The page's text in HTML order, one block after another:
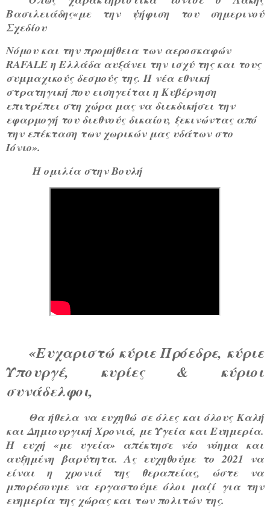
Βασιλειάδης«με την ψήφιση του σημερινού
Σχεδίου
Νόμου και την προμήθεια των αεροσκαφών
RAFALE η Ελλάδα αυξάνει την ισχύ της και τους
συμμαχικούς δεσμούς της. Η νέα εθνική
στρατηγική που εισηγείται η Κυβέρνηση
επιτρέπει στη χώρα μας να διεκδικήσει την
εφαρμογή του διεθνούς δικαίου, ξεκινώντας από
την επέκταση των χωρικών μας υδάτων στο
Ιόνιο».
Η ομιλία στην Βουλή
«Ευχαριστώ κύριε Πρόεδρε, κύριε
Υπουργέ, κυρίες & κύριοι
συνάδελφοι,
Θα ήθελα να ευχηθώ σε όλες και όλους Καλή
και Δημιουργική Χρονιά, με Υγεία και Ευημερία.
Η ευχή «με υγεία» απέκτησε νέο νόημα και
αυξημένη βαρύτητα. Ας ευχηθούμε το 2021 να
είναι η χρονιά της θεραπείας, ώστε να
μπορέσουμε να εργαστούμε όλοι μαζί για την
ευημερία της χώρας και των πολιτών της.